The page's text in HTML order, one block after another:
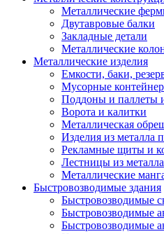
Металлические
Двутавровые балки
Закладные детали
Металлические
Металлические изделия
Емкости, баки,
Мусорные
Поддоны и паллеты
Ворота и калитки
Металлическая
Изделия из металла
Рекламные щиты и
Лестницы из металла
Металлические
Быстровозводимые здания
Быстровозводимые
Быстровозводимые
Быстровозводимые